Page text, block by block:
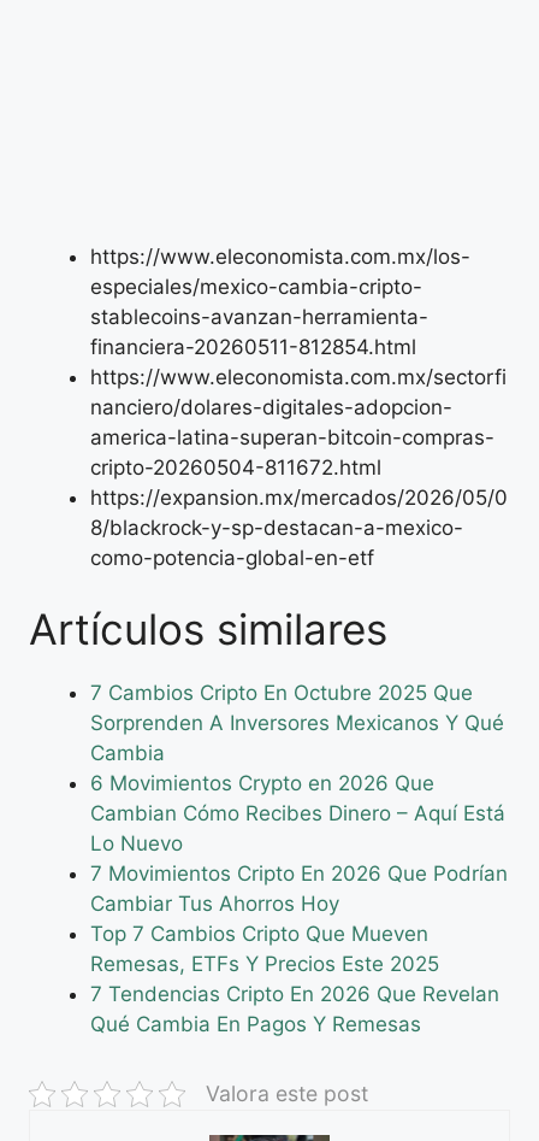
https://www.eleconomista.com.mx/los-
especiales/mexico-cambia-cripto-
stablecoins-avanzan-herramienta-
financiera-20260511-812854.html
https://www.eleconomista.com.mx/sectorfi
nanciero/dolares-digitales-adopcion-
america-latina-superan-bitcoin-compras-
cripto-20260504-811672.html
https://expansion.mx/mercados/2026/05/0
8/blackrock-y-sp-destacan-a-mexico-
como-potencia-global-en-etf
Artículos similares
7 Cambios Cripto En Octubre 2025 Que
Sorprenden A Inversores Mexicanos Y Qué
Cambia
6 Movimientos Crypto en 2026 Que
Cambian Cómo Recibes Dinero – Aquí Está
Lo Nuevo
7 Movimientos Cripto En 2026 Que Podrían
Cambiar Tus Ahorros Hoy
Top 7 Cambios Cripto Que Mueven
Remesas, ETFs Y Precios Este 2025
7 Tendencias Cripto En 2026 Que Revelan
Qué Cambia En Pagos Y Remesas
Valora este post